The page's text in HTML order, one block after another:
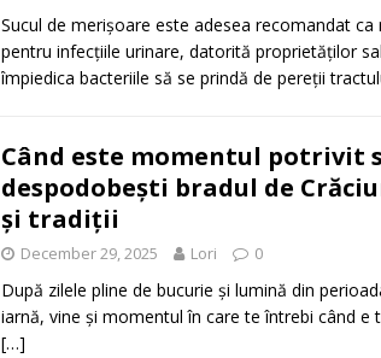
Sucul de merișoare este adesea recomandat ca
pentru infecțiile urinare, datorită proprietăților
împiedica bacteriile să se prindă de pereții
Când este momentul potrivit
despodobești bradul de
și tradiții
December 29, 2025 Lori 0
După zilele pline de bucurie și lumină din
iarnă, vine și momentul în care te întrebi când e
[…]